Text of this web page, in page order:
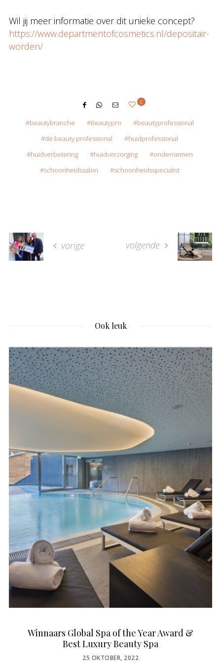
Wil jij meer informatie over dit unieke concept?
https://www.departmentofcosmetics.nl/depositair-
worden/
0
beautybranche Beautypro
beautyprofessional
de beauty professional
huidprofessional
huidverbetering
huidverzorging
ondernemen
schoonheidssalon
schoonheidsspecialist
vorige volgende
Ook leuk
Winnaars Global Spa of the Year Award &
Best Luxury Beauty Spa
POSTED
25 OKTOBER, 2022